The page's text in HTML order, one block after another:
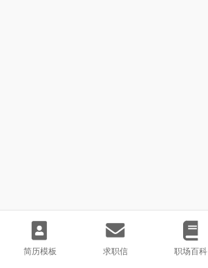
简历模板 求职信 职场百科